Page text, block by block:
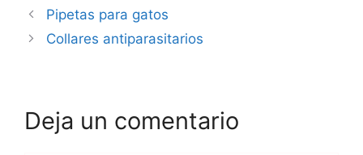
Pipetas para gatos
Collares antiparasitarios
Deja un comentario